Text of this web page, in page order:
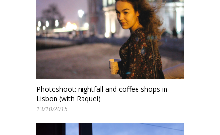
Photoshoot: nightfall and coffee shops in
Lisbon (with Raquel)
13/10/2015